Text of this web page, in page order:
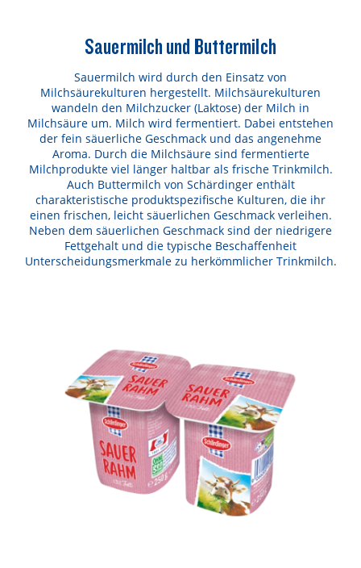
Sauermilch und Buttermilch
Sauermilch wird durch den Einsatz von
Milchsäurekulturen hergestellt. Milchsäurekulturen
wandeln den Milchzucker (Laktose) der Milch in
Milchsäure um. Milch wird fermentiert. Dabei entstehen
der fein säuerliche Geschmack und das angenehme
Aroma. Durch die Milchsäure sind fermentierte
Milchprodukte viel länger haltbar als frische Trinkmilch.
Auch Buttermilch von Schärdinger enthält
charakteristische produktspezifische Kulturen, die ihr
einen frischen, leicht säuerlichen Geschmack verleihen.
Neben dem säuerlichen Geschmack sind der niedrigere
Fettgehalt und die typische Beschaffenheit
Unterscheidungsmerkmale zu herkömmlicher Trinkmilch.